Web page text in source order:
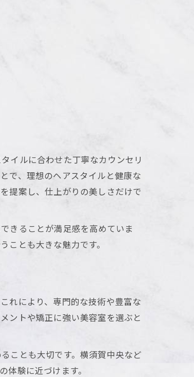
イルに合わせた丁寧なカウンセリ
で、理想のヘアスタイルと健康な
提案し、仕上がりの美しさだけで
きることが満足感を高めていま
とも大きな魅力です。
れにより、専門的な技術や豊富な
ントや矯正に強い美容室を選ぶと
ことも大切です。横須賀中央など
験に近づけます。